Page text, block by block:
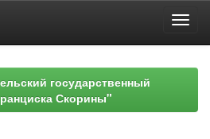
государственный
Скорины"